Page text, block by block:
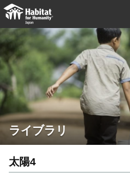
ライブラリ
太陽4